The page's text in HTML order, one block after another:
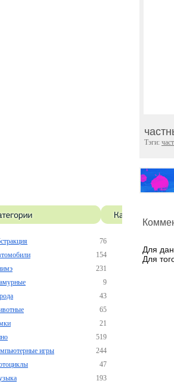
76
154
231
9
43
65
21
519
игры
244
47
193
Тэги:
Для
Для